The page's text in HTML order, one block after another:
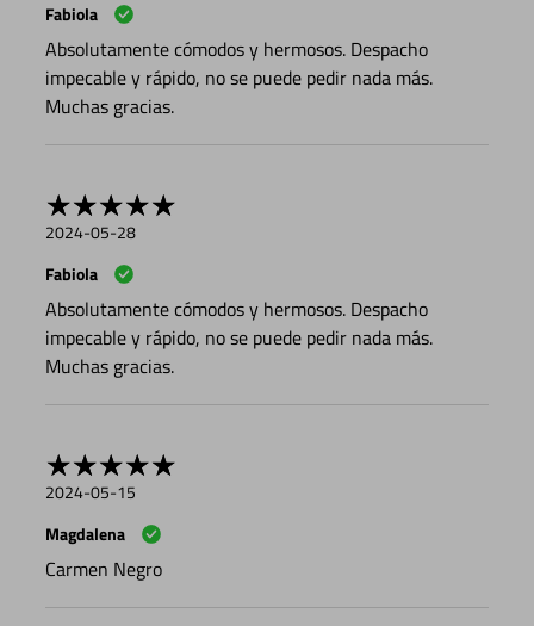
Fabiola
Absolutamente cómodos y hermosos. Despacho
impecable y rápido, no se puede pedir nada más.
Muchas gracias.
2024-05-28
Fabiola
Absolutamente cómodos y hermosos. Despacho
impecable y rápido, no se puede pedir nada más.
Muchas gracias.
2024-05-15
Magdalena
Carmen Negro